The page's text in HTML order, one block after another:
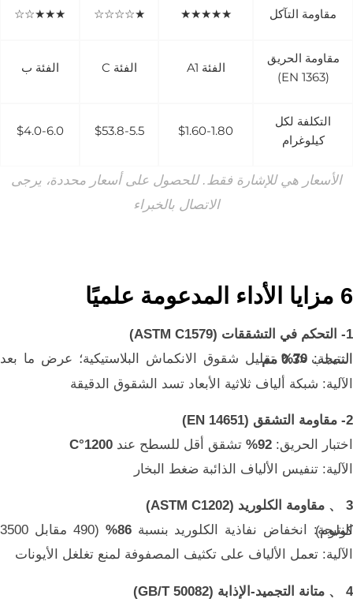
مقاومة التآكل ★★★★★
★☆☆☆☆
★★★☆☆
مقاومة الحريق
(EN 1363)
الفئة A1 الفئة C الفئة ب
التكلفة لكل
كيلوغرام
$1.60-1.80
$53.8-5.5
$4.0-6.0
الأسعار هي للإشارة فقط. للحصول على أسعار محددة، يرجى
الاتصال بالخبراء
6 مزايا الأداء المدعومة علميًا
1- التحكم في التشققات (ASTM C1579)
النتيجة: 70% تقليل شقوق الانكماش البلاستيكية؛ عرض ما بعد التصلب <0.3 مم
الآلية: شبكة ألياف ثلاثية الأبعاد تسد الشقوق الدقيقة
2- مقاومة التشقق (EN 14651)
اختبار الحريق: 92% تشقق أقل للسطح عند 1200°C
الآلية: تنفيس الألياف الذائبة ضغط البخار
3 、 مقاومة الكلوريد (ASTM C1202)
النتيجة: انخفاض نفاذية الكلوريد بنسبة86%
(490 مقابل 3500 كولوم)
الآلية: تعمل الألياف على تكثيف المصفوفة لمنع تغلغل الأيونات
4 、 متانة التجميد-الإذابة (GB/T 50082)